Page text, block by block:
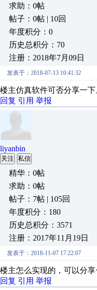
求助：0帖
帖子：0帖 | 10回
年度积分：0
历史总积分：70
注册：2018年7月09日
发表于：2018-07-13 10:41:32
楼主仿真软件可否分享一下
回复 引用 举报
liyanbin
关注 私信
精华：0帖
求助：0帖
帖子：7帖 | 105回
年度积分：180
历史总积分：3571
注册：2017年11月19日
发表于：2018-11-07 17:22:07
楼主怎么实现的，可以分
回复 引用 举报